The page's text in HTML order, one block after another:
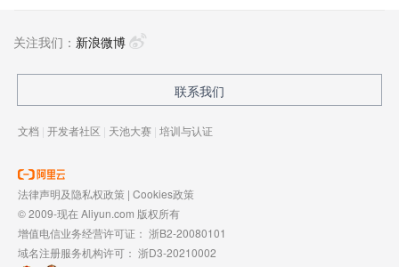
关注我们： 新浪微博
联系我们
文档 | 开发者社区 | 天池大赛 | 培训与认证
法律声明及隐私权政策 | Cookies政策
© 2009-现在 Aliyun.com 版权所有
增值电信业务经营许可证： 浙B2-20080101
域名注册服务机构许可： 浙D3-20210002